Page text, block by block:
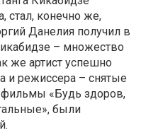
стал, конечно же,
Данелия получил в
– множество
же артист успешно
и режиссера – снятые
«Будь здоров,
были